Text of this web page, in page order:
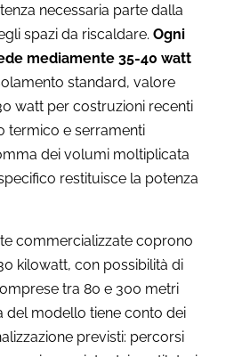
necessaria parte dalla
spazi da riscaldare. Ogni
mediamente 35-40 watt
standard, valore
watt per costruzioni recenti
termico e serramenti
dei volumi moltiplicata
restituisce la potenza
commercializzate coprono
kilowatt, con possibilità di
tra 80 e 300 metri
del modello tiene conto dei
previsti: percorsi